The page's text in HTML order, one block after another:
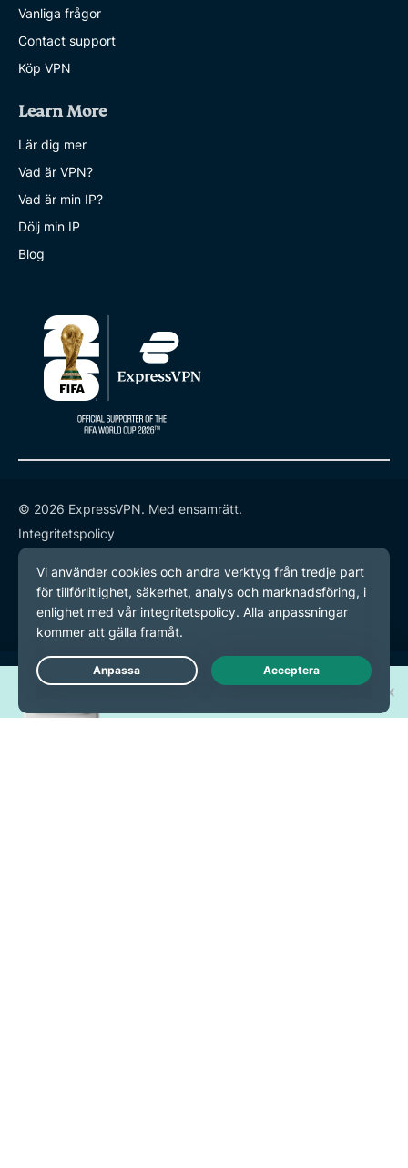
Vanliga frågor
Contact support
Köp VPN
Learn More
Lär dig mer
Vad är VPN?
Vad är min IP?
Dölj min IP
Blog
© 2026 ExpressVPN. Med ensamrätt.
Integritetspolicy
Användarvillkor
Inställningar för cookies
Live Chat
Vinn en av 30 nya